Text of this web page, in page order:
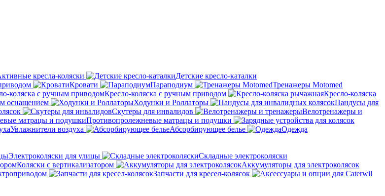
кресла-коляски
Детские кресло-каталки
Кровати Параподиум
Тренажеры Motomed
Кресло-коляска с ручным приводом
Кресло-коляска
оснащением Ходунки и Роллаторы
Пандусы для
Скутеры для инвалидов
Велотренажеры и
Противопролежневые матрацы и подушки
Увлажнители воздуха Абсорбирующее белье
Одежда
Электроколяски для улицы
Складные электроколяски
Коляски с вертикализатором
Аккумуляторы для электроколясок
Запчасти для кресел-колясок